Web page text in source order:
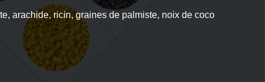
arachide, ricin, graines de palmiste, noix de coco